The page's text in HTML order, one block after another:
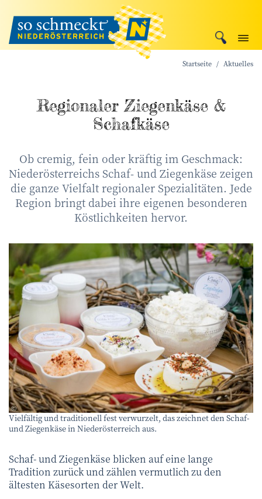
Startseite Aktuelles
Regionaler Ziegenkäse &
Schafkäse
Ob cremig, fein oder kräftig im Geschmack:
Niederösterreichs Schaf- und Ziegenkäse zeigen
die ganze Vielfalt regionaler Spezialitäten. Jede
Region bringt dabei ihre eigenen besonderen
Köstlichkeiten hervor.
©AMA GENUSS REGION/wildbild.at
Vielfältig und traditionell fest verwurzelt, das zeichnet den Schaf-
und Ziegenkäse in Niederösterreich aus.
Schaf- und Ziegenkäse blicken auf eine lange
Tradition zurück und zählen vermutlich zu den
ältesten Käsesorten der Welt.